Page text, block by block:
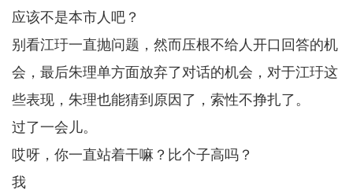
应该不是本市人吧？
别看江玗一直抛问题，然而压根不给人开口回答的机
会，最后朱理单方面放弃了对话的机会，对于江玗这
些表现，朱理也能猜到原因了，索性不挣扎了。
过了一会儿。
哎呀，你一直站着干嘛？比个子高吗？
我